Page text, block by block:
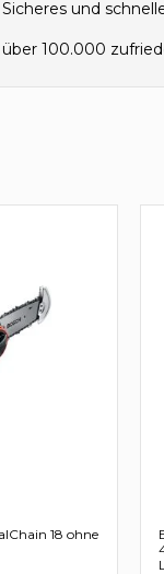
Sicheres und
über 100.000
18 ohne